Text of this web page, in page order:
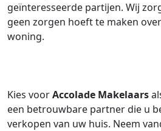
geïnteresseerde partijen. Wij
geen zorgen hoeft te maken
woning.
Kies voorAccolade Makelaars
een betrouwbare partner die u
verkopen van uw huis. Neem